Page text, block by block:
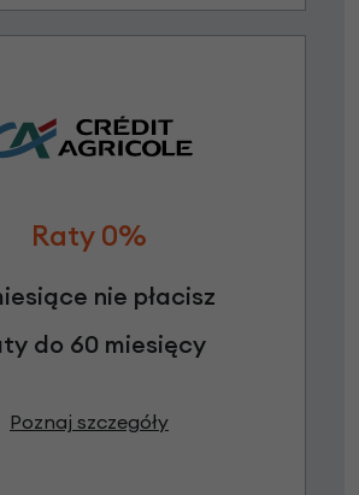
Raty 0%
nie płacisz
do 60 miesięcy
Poznaj szczegóły